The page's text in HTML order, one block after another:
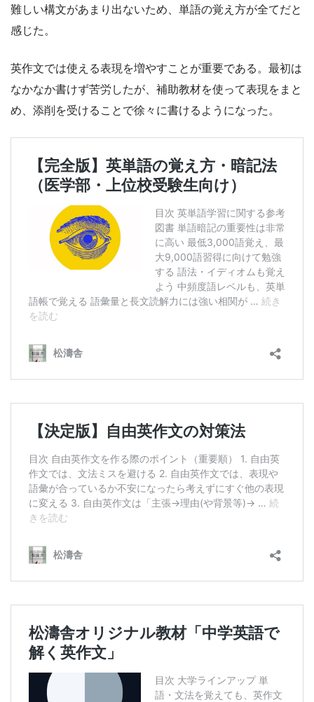
難しい構文があまり出ないため、単語の覚え方が全てだと
感じた。
英作文では使える表現を増やすことが重要である。最初は
なかなか書けず苦労したが、補助教材を使って表現をまと
め、添削を受けることで徐々に書けるようになった。